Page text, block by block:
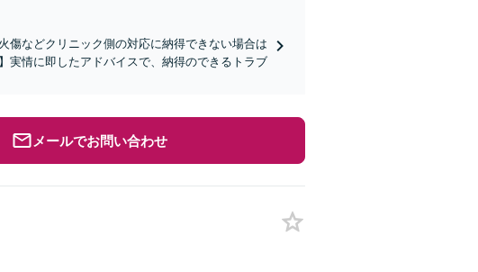
傷などクリニック側の対応に納得できない場合は
実情に即したアドバイスで、納得のできるトラブ
メールでお問い合わせ